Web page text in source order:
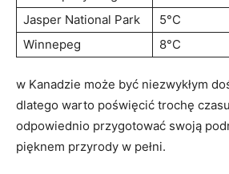
Jasper National Park
5°C
Winnepeg
8°C
w ‌Kanadzie może‍ być niezwykłym
dlatego warto poświęcić trochę
odpowiednio przygotować swoją
pięknem przyrody w‌ pełni.